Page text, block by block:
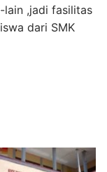
,jadi fasilitas
dari SMK